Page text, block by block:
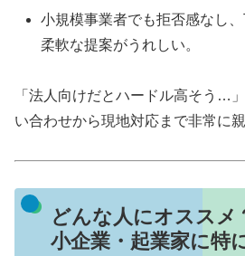
小規模事業者でも拒否感なし
柔軟な提案がうれしい。
「法人向けだとハードル高そう…
い合わせから現地対応まで非常に
どんな人にオススメ
小企業・起業家に特